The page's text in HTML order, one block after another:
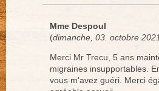
Mme Despoul
(dimanche, 03. octobre
Merci Mr Trecu, 5 ans
migraines insupportables.
vous m'avez guéri. Merci